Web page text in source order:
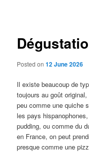
Posted on12 June 2026
Il existe beaucoup de
toujours au goût
peu comme une quiche
les pays
pudding, ou comme du
en France, on peut
presque comme une